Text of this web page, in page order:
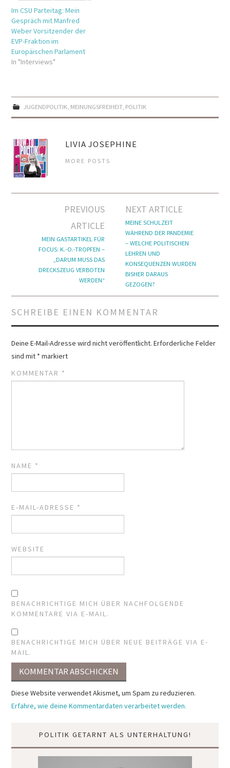
Im CSU Parteitag: Mein
Gespräch mit Manfred
Weber Vorsitzender der
EVP-Fraktion im
Europäischen Parlament
In "Interviews"
JUGENDPOLITIK, MEINUNGSFREIHEIT, POLITIK
LIVIA JOSEPHINE
MORE POSTS
Navigation
PREVIOUS
ARTICLE
MEIN GASTARTIKEL FÜR
FOCUS: K.-O.-TROPFEN –
„DARUM MUSS DAS
DRECKSZEUG VERBOTEN
WERDEN“
NEXT ARTICLE
MEINE SCHULZEIT
WÄHREND DER PANDEMIE
– WELCHE POLITISCHEN
LEHREN UND
KONSEQUENZEN WURDEN
BISHER DARAUS
GEZOGEN?
SCHREIBE EINEN KOMMENTAR
Deine E-Mail-Adresse wird nicht veröffentlicht. Erforderliche Felder
sind mit * markiert
KOMMENTAR *
NAME *
E-MAIL-ADRESSE *
WEBSITE
BENACHRICHTIGE MICH ÜBER NACHFOLGENDE
KOMMENTARE VIA E-MAIL.
BENACHRICHTIGE MICH ÜBER NEUE BEITRÄGE VIA E-
MAIL.
Diese Website verwendet Akismet, um Spam zu reduzieren.
Erfahre, wie deine Kommentardaten verarbeitet werden.
POLITIK GETARNT ALS UNTERHALTUNG!